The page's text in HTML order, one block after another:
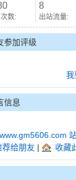
数:
8
出站流量:
参加评级
我
信息
荐给朋友 | 收藏